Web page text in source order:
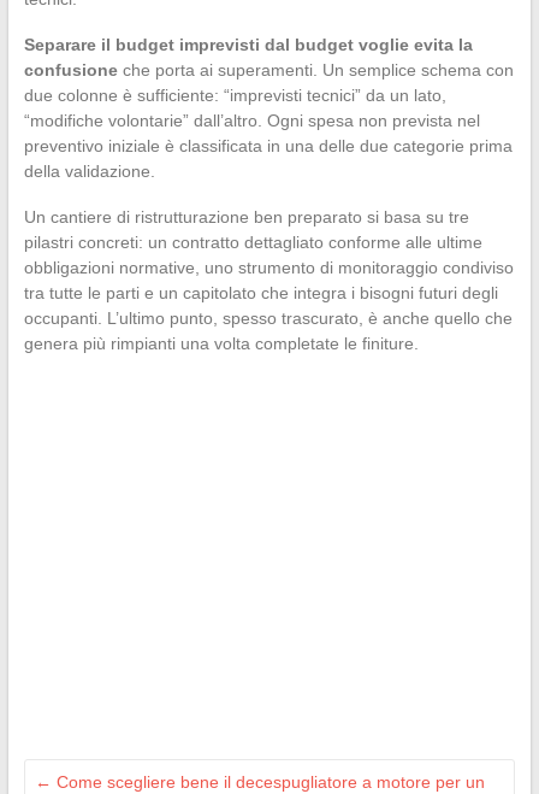
Separare il budget imprevisti dal budget voglie evita la
confusioneche porta ai superamenti. Un semplice schema con
due colonne è sufficiente: “imprevisti tecnici” da un lato,
“modifiche volontarie” dall’altro. Ogni spesa non prevista nel
preventivo iniziale è classificata in una delle due categorie prima
della validazione.
Un cantiere di ristrutturazione ben preparato si basa su tre
pilastri concreti: un contratto dettagliato conforme alle ultime
obbligazioni normative, uno strumento di monitoraggio condiviso
tra tutte le parti e un capitolato che integra i bisogni futuri degli
occupanti. L’ultimo punto, spesso trascurato, è anche quello che
genera più rimpianti una volta completate le finiture.
← Come scegliere bene il decespugliatore a motore per un